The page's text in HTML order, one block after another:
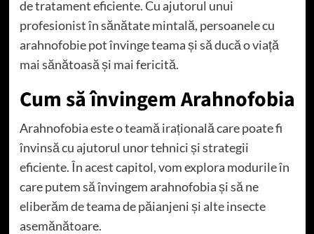
de tratament eficiente. Cu ajutorul unui
profesionist în sănătate mintală, persoanele cu
arahnofobie pot învinge teama și să ducă o viață
mai sănătoasă și mai fericită.
Cum să învingem Arahnofobia
Arahnofobia este o teamă irațională care poate fi
învinsă cu ajutorul unor tehnici și strategii
eficiente. În acest capitol, vom explora modurile în
care putem să învingem arahnofobia și să ne
eliberăm de teama de păianjeni și alte insecte
asemănătoare.